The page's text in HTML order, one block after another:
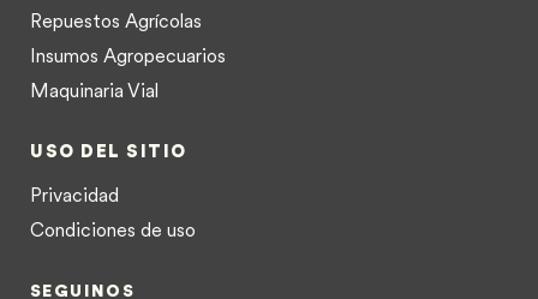
Repuestos Agrícolas
Insumos Agropecuarios
Maquinaria Vial
USO DEL SITIO
Privacidad
Condiciones de uso
SEGUINOS